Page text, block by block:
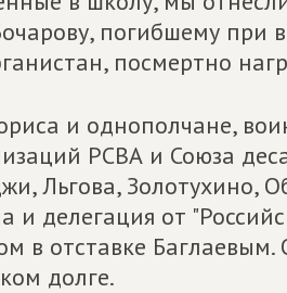
погибшему
посмертно
и однополчане,
РСВА и Союза
Льгова, Золотухино,
и делегация от
в отставке
долге.